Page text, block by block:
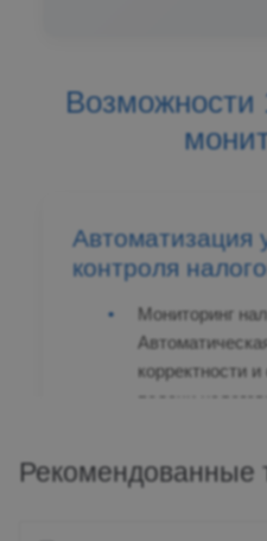
Автоматизация
контроля
Мониторинг
корректности
подачи
Контроль
Рекомендованные